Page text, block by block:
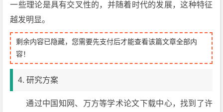
一些理论是具有交叉性的，并随着时代的发展，这种特征
越发明显。
剩余内容已隐藏，您需要先支付后才能查看该篇文章全部内
容！
4. 研究方案
通过中国知网、万方等学术论文下载中心，找到了许